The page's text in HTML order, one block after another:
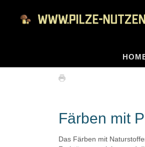
Färben mit
Das Färben mit